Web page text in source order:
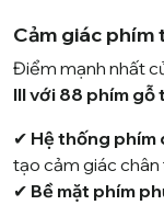
Cảm giác phím
Điểm mạnh nhất
III với 88 phím gỗ
✔ Hệ thống phím
tạo cảm giác
✔ Bề mặt phím